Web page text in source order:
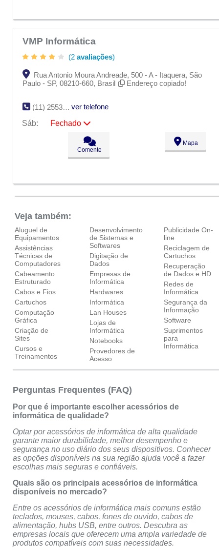
VMP Informática
(2 avaliações)
Rua Antonio Moura Andreade, 500 - A - Itaquera, São
Paulo - SP, 08210-660, Brasil
Endereço copiado!
(11) 2553-4007
ver telefone
Sáb:
Fechado
09:00 - 18:00
09:00 - 18:00
09:00 - 18:00
Comente
Mapa
Veja também:
Aluguel de
Equipamentos
Assistências
Técnicas de
Computadores
Cabeamento
Estruturado
Cabos e Fios
Cartuchos
Computação
Gráfica
Criação de
Sites
Cursos e
Treinamentos
Desenvolvimento
de Sistemas e
Softwares
Digitação de
Dados
Empresas de
Informática
Hardwares
Informática
Lan Houses
Lojas de
Informática
Notebooks
Provedores de
Acesso
Publicidade On-
line
Reciclagem de
Cartuchos
Recuperação
de Dados e HD
Redes de
Informática
Segurança da
Informação
Software
Suprimentos
para
Informática
Perguntas Frequentes (FAQ)
Por que é importante escolher acessórios de
informática de qualidade?
Optar por acessórios de informática de alta qualidade
garante maior durabilidade, melhor desempenho e
segurança no uso diário dos seus dispositivos. Conhecer
as opções disponíveis na sua região ajuda você a fazer
escolhas mais seguras e confiáveis.
Quais são os principais acessórios de informática
disponíveis no mercado?
Entre os acessórios de informática mais comuns estão
teclados, mouses, cabos, fones de ouvido, cabos de
alimentação, hubs USB, entre outros. Descubra as
empresas locais que oferecem uma ampla variedade de
produtos compatíveis com suas necessidades.